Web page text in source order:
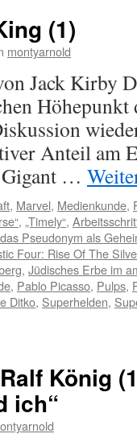
(1)
montyarnold
Jack Kirby
Anteil am
Gigant …
, Marvel, Medienkunde,
, „Timely“,
das Pseudonym als
Four: Rise Of The
, Jüdisches Erbe im
, Pablo Picasso, Pulps,
Ditko, Superhelden,
König
ich“